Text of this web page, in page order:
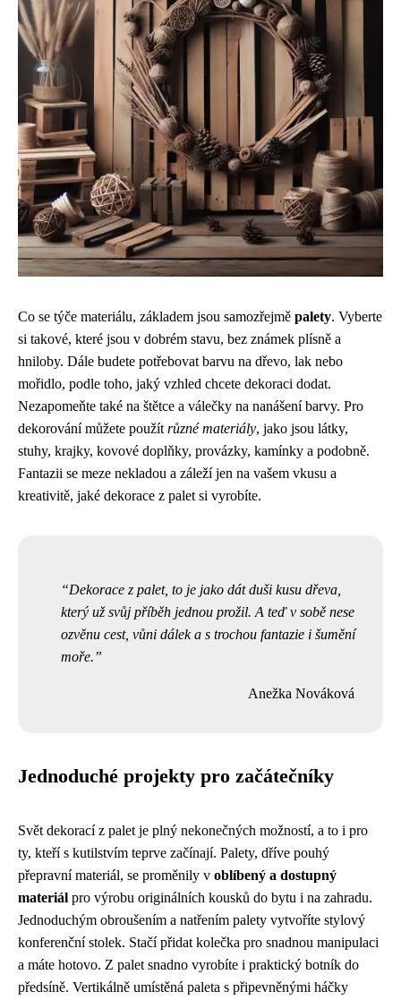
Co se týče materiálu, základem jsou samozřejmě palety. Vyberte
si takové, které jsou v dobrém stavu, bez známek plísně a
hniloby. Dále budete potřebovat barvu na dřevo, lak nebo
mořidlo, podle toho, jaký vzhled chcete dekoraci dodat.
Nezapomeňte také na štětce a válečky na nanášení barvy. Pro
dekorování můžete použít různé materiály, jako jsou látky,
stuhy, krajky, kovové doplňky, provázky, kamínky a podobně.
Fantazii se meze nekladou a záleží jen na vašem vkusu a
kreativitě, jaké dekorace z palet si vyrobíte.
Dekorace z palet, to je jako dát duši kusu dřeva,
který už svůj příběh jednou prožil. A teď v sobě nese
ozvěnu cest, vůni dálek a s trochou fantazie i šumění
moře.
Anežka Nováková
Jednoduché projekty pro začátečníky
Svět dekorací z palet je plný nekonečných možností, a to i pro
ty, kteří s kutilstvím teprve začínají. Palety, dříve pouhý
přepravní materiál, se proměnily v oblíbený a dostupný
materiál pro výrobu originálních kousků do bytu i na zahradu.
Jednoduchým obroušením a natřením palety vytvoříte stylový
konferenční stolek. Stačí přidat kolečka pro snadnou manipulaci
a máte hotovo. Z palet snadno vyrobíte i praktický botník do
předsíně. Vertikálně umístěná paleta s připevněnými háčky